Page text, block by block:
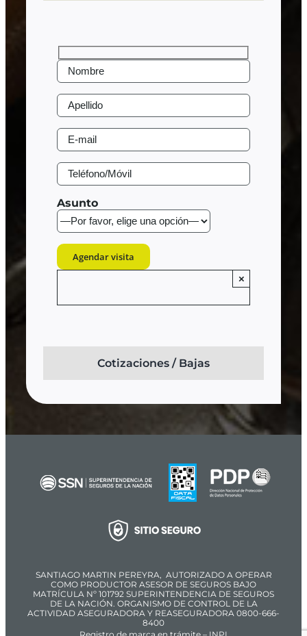
Asunto
×
Cotizaciones / Bajas
SANTIAGO MARTIN PEREYRA, AUTORIZADO A OPERAR
COMO PRODUCTOR ASESOR DE SEGUROS BAJO
MATRÍCULA Nº 101792 SUPERINTENDENCIA DE SEGUROS
DE LA NACIÓN. ORGANISMO DE CONTROL DE LA
ACTIVIDAD ASEGURADORA Y REASEGURADORA 0800-666-
8400